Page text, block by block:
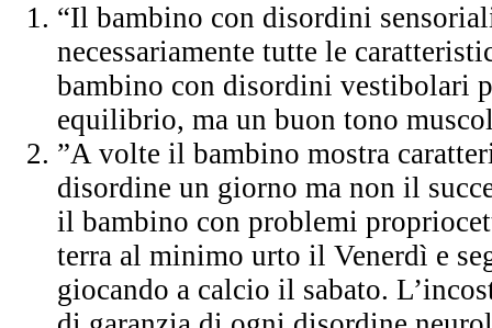
“Il bambino con disordini
necessariamente tutte le
bambino con disordini vestibolari
equilibrio, ma un buon tono
”A volte il bambino mostra
disordine un giorno ma non il
il bambino con problemi
terra al minimo urto il Venerdì e
giocando a calcio il sabato.